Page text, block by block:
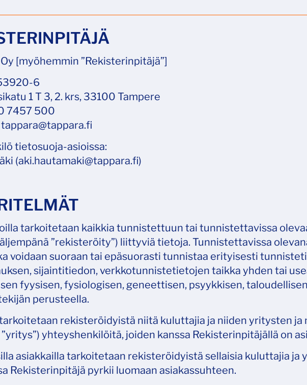
[myöhemmin ”Rekisterinpitäjä”]
6
1 T 3, 2. krs, 33100 Tampere
7457 500
tietosuoja-asioissa:
(aki.hautamaki@tappara.fi)
tarkoitetaan kaikkia tunnistettuun tai tunnistettavissa
”rekisteröity”) liittyviä tietoja. Tunnistettavissa
voidaan suoraan tai epäsuorasti tunnistaa erityisesti
sijaintitiedon, verkkotunnistetietojen taikka yhden tai
fyysisen, fysiologisen, geneettisen, psyykkisen,
perusteella.
rekisteröidyistä niitä kuluttajia ja niiden yritysten ja
yhteyshenkilöitä, joiden kanssa Rekisterinpitäjällä on
asiakkailla tarkoitetaan rekisteröidyistä sellaisia kuluttajia
Rekisterinpitäjä pyrkii luomaan asiakassuhteen.